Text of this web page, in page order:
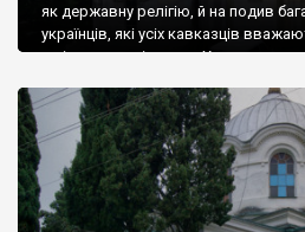
як державну релігію, й на подив
українців, які усіх кавказців
є відданими вірянами Христа